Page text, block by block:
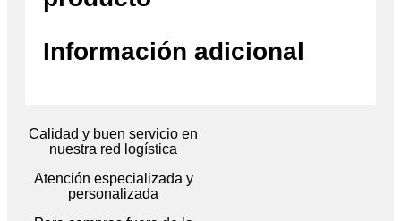
Información adicional
Calidad y buen servicio en
nuestra red logística
Atención especializada y
personalizada